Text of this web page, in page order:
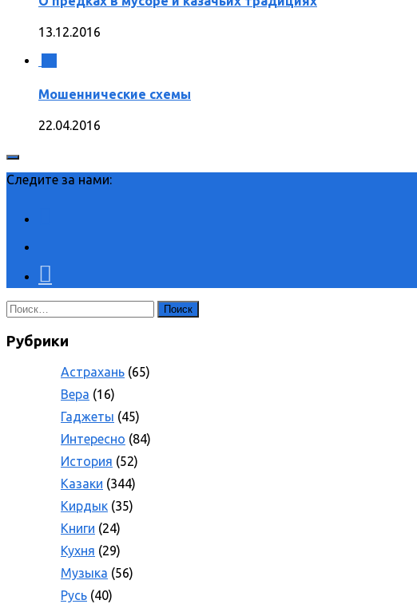
13.12.2016
Мошеннические схемы
22.04.2016
Следите за нами:
Найти:
Рубрики
Астрахань (65)
Вера (16)
Гаджеты (45)
Интересно (84)
История (52)
Казаки (344)
Кирдык (35)
Книги (24)
Кухня (29)
Музыка (56)
Русь (40)